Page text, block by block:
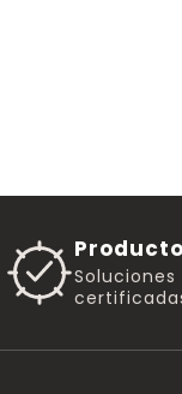
Soluciones